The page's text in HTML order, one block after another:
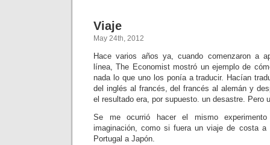
Viaje
May 24th, 2012
Hace varios años ya, cuando comenzaron a
línea, The Economist mostró un ejemplo de
nada lo que uno los ponía a traducir. Hacían
del inglés al francés, del francés al alemán y
el resultado era, por supuesto. un desastre. Pero
Se me ocurrió hacer el mismo
imaginación, como si fuera un viaje de costa
Portugal a Japón.